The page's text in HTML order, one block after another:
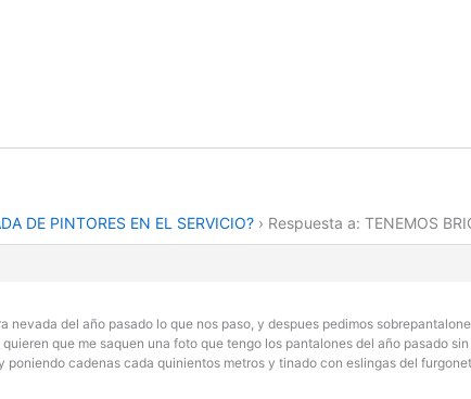
DE PINTORES EN EL SERVICIO? › Respuesta a: TENEMOS
nevada del año pasado lo que nos paso, y despues pedimos
que me saquen una foto que tengo los pantalones del año pasado
cadenas cada quinientos metros y tinado con eslingas del